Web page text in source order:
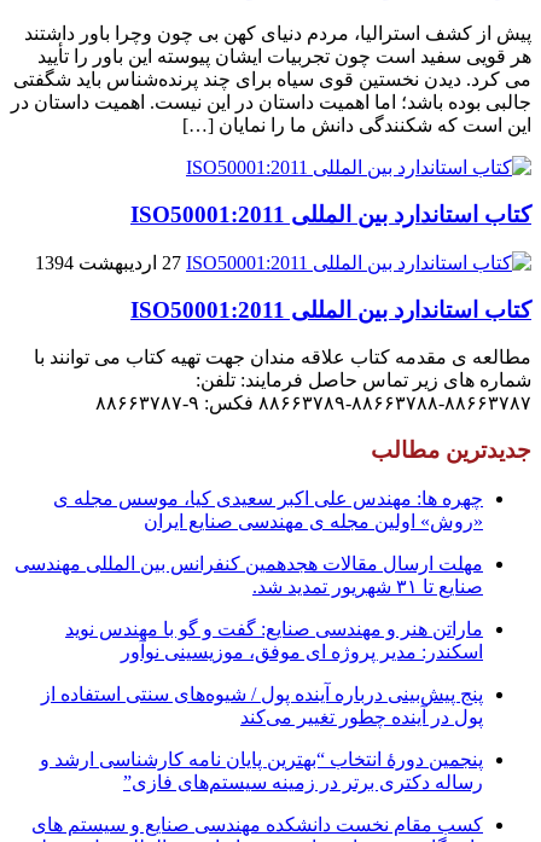
پیش از کشف استرالیا، مردم دنیاى کهن بی چون وچرا باور داشتند
هر قویى سفید است چون تجربیات ایشان پیوسته این باور را تأیید
می کرد. دیدن نخستین قوى سیاه براى چند پرنده‌شناس باید شگفتى
جالبى بوده باشد؛ اما اهمیت داستان در این نیست. اهمیت داستان در
این است که شکنندگى دانش ما را نمایان […]
کتاب استاندارد بین المللی ISO50001:2011
27 اردیبهشت 1394
کتاب استاندارد بین المللی ISO50001:2011
مطالعه ی مقدمه کتاب علاقه مندان جهت تهیه کتاب می توانند با
شماره های زیر تماس حاصل فرمایند: تلفن:
۸۸۶۶۳۷۸۷-۸۸۶۶۳۷۸۸-۸۸۶۶۳۷۸۹ فکس: ۹-۸۸۶۶۳۷۸۷
جدیدترین مطالب
چهره ها: مهندس علی اکبر سعیدی کیا، موسس مجله ی
«روش» اولین مجله ی مهندسی صنایع ایران
مهلت ارسال مقالات هجدهمین کنفرانس بین المللی مهندسی
صنایع تا ۳۱ شهریور تمدید شد.
ماراتن هنر و مهندسی صنایع: گفت و گو با مهندس نوید
اسکندر: مدیر پروژه ای موفق، موزیسینی نوآور
پنج پیش‌بینی درباره آینده پول / شیوه‌های سنتی استفاده از
پول در آینده چطور تغییر می‌کند
پنجمین دورۀ انتخاب “بهترین پایان ­نامه کارشناسی­ ارشد و
رساله دکتری برتر در زمینه سیستم‌های فازی”
کسب مقام نخست دانشکده مهندسی صنایع و سیستم های